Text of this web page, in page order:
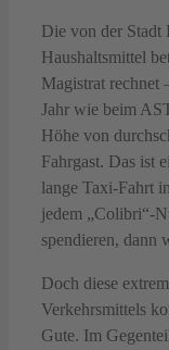
Die von der Stadt
Haushaltsmittel
Magistrat rechnet
Jahr wie beim
Höhe von
Fahrgast. Das ist
lange Taxi-Fahrt
jedem „Colibri“-
spendieren, dann
Doch diese
Verkehrsmittels
Gute. Im